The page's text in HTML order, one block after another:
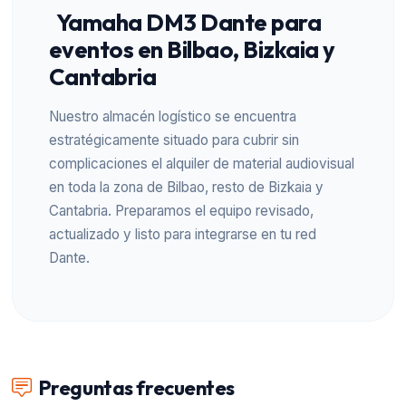
Yamaha DM3 Dante para
eventos en Bilbao, Bizkaia y
Cantabria
Nuestro almacén logístico se encuentra
estratégicamente situado para cubrir sin
complicaciones el alquiler de material audiovisual
en toda la zona de Bilbao, resto de Bizkaia y
Cantabria. Preparamos el equipo revisado,
actualizado y listo para integrarse en tu red
Dante.
Preguntas frecuentes